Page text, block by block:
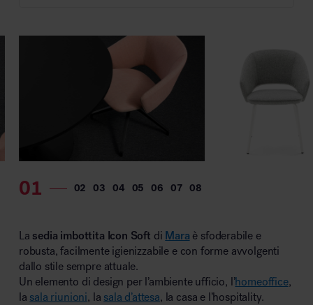
La sedia imbottita Icon Soft di Maraè sfoderabile e
robusta, facilmente igienizzabile e con forme avvolgenti
dallo stile sempre attuale.
Un elemento di design per l’ambiente ufficio, l’homeoffice,
la sala riunioni, la sala d’attesa, la casa e l’hospitality.